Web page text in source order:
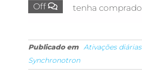
Off
tenha comprado
Publicado em Ativações diárias
Synchronotron